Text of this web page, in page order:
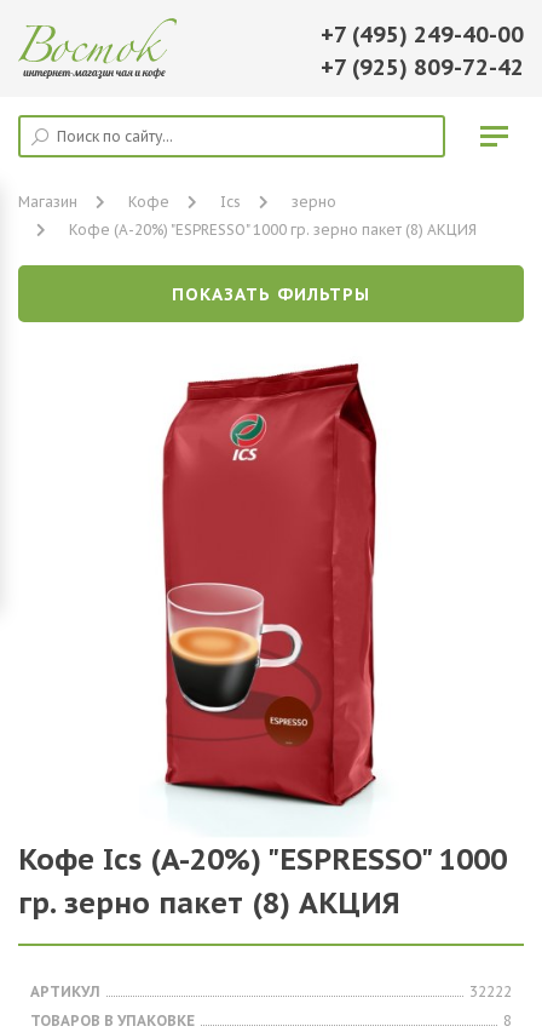
+7 (495) 249-40-00
+7 (925) 809-72-42
Магазин Кофе Ics
зерно
Кофе (A-20%) "ESPRESSO" 1000 гр. зерно пакет (8) АКЦИЯ
ПОКАЗАТЬ ФИЛЬТРЫ
Кофе Ics (A-20%) "ESPRESSO" 1000
гр. зерно пакет (8) АКЦИЯ
АРТИКУЛ
32222
ТОВАРОВ В УПАКОВКЕ
8